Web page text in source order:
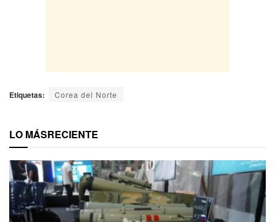
Etiquetas: Corea del Norte
LO MÁSRECIENTE